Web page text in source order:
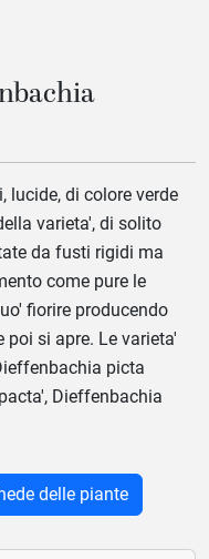
lucide, di colore verde
varieta', di solito
da fusti rigidi ma
come pure le
fiorire producendo
si apre. Le varieta'
picta
Dieffenbachia
delle piante